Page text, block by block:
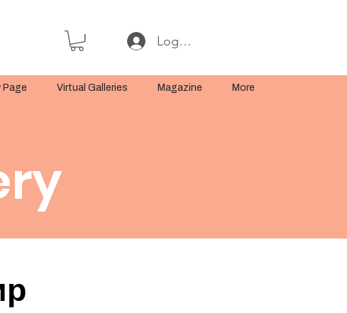
Log In or Sign Up
Page Virtual Galleries Magazine More